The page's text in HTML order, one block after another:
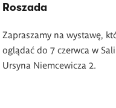
Roszada
Zapraszamy na wystawę,
oglądać do 7 czerwca w
Ursyna Niemcewicza 2.